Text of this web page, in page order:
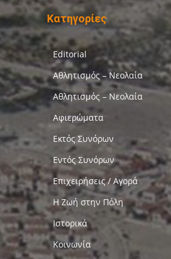
Κατηγορίες
Editorial
Αθλητισμός – Νεολαία
Αθλητισμός – Νεολαία
Αφιερώματα
Εκτός Συνόρων
Εντός Συνόρων
Επιχειρήσεις / Αγορά
Η Ζωή στην Πόλη
Ιστορικά
Κοινωνία